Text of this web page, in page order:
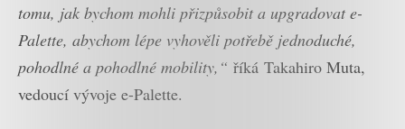
tomu, jak bychom mohli přizpůsobit a upgradovat e-
Palette, abychom lépe vyhověli potřebě jednoduché,
pohodlné a pohodlné mobility,“ říká Takahiro Muta,
vedoucí vývoje e-Palette.